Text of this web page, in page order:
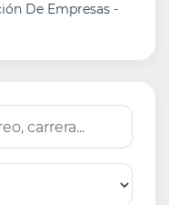
De Empresas -